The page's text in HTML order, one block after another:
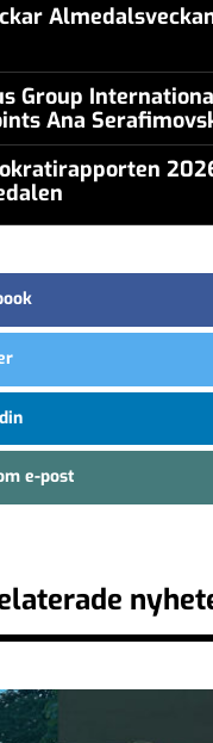
Group
Ana
e-post